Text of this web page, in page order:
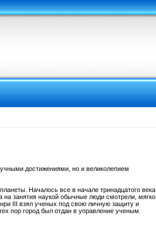
достижениями, но и великолепием
Началось все в начале тринадцатого века,
на занятия наукой обычные люди смотрели, мягко
III взял ученых под свою личную защиту и
пор город был отдан в управление ученым.